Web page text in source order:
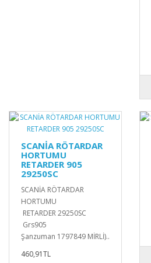
SCANİA RÖTARDAR
HORTUMU
RETARDER 905
29250SC
SCANİA RÖTARDAR
HORTUMU
RETARDER 29250SC
Grs905
Şanzuman 1797849 MİRLİ)..
460,91TL